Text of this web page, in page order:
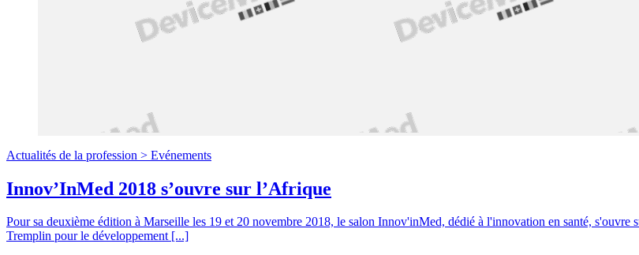
Actualités de la profession > Evénements
Innov’InMed 2018 s’ouvre sur l’Afrique
Pour sa deuxième édition à Marseille les 19 et 20 novembre 2018, le salon Innov'inMed, dédié à l'innovation en santé, s'ouvre
Tremplin pour le développement [...]